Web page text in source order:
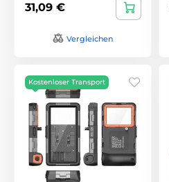
31,09 €
Vergleichen
Kostenloser Transport